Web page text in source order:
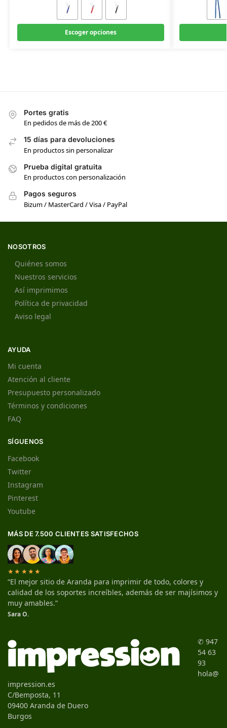
Escoger opciones
Portes gratis
En pedidos de más de 200 €
15 días para devoluciones
En productos sin personalizar
Prueba digital gratuita
En productos con personalización
Pagos seguros
Bizum / MasterCard / Visa / PayPal
NOSOTROS
Quiénes somos
Nuestros servicios
Así imprimimos
Política de privacidad
Aviso legal
AYUDA
Mi cuenta
Atención al cliente
Presupuesto personalizado
Términos y condiciones
FAQ
SÍGUENOS
Facebook
Twitter
Instagram
Pinterest
Youtube
MÁS DE 7.500 CLIENTES SATISFECHOS
★★★★★
“El mejor sitio de Aranda para imprimir de todo, colores y
calidad de los soportes increíbles, además de ser majísimos y
muy amables.”
Sara O.
✆ 947
54 63
93
hola@
impression.es
C/Bemposta, 11
09400 Aranda de Duero
Burgos